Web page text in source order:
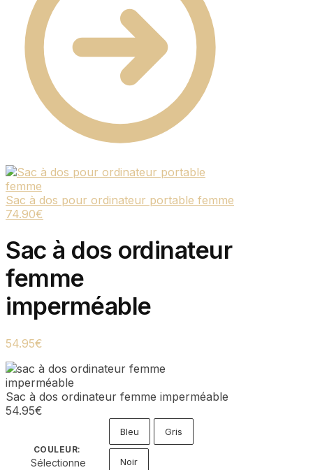
Sac à dos pour ordinateur portable femme
74.90€
Sac à dos ordinateur
femme
imperméable
54.95€
Sac à dos ordinateur femme imperméable
54.95€
COULEUR:
Sélectionne
Bleu Gris
Noir